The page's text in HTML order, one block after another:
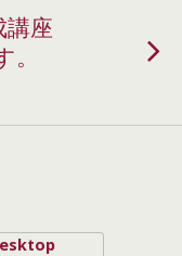
講座